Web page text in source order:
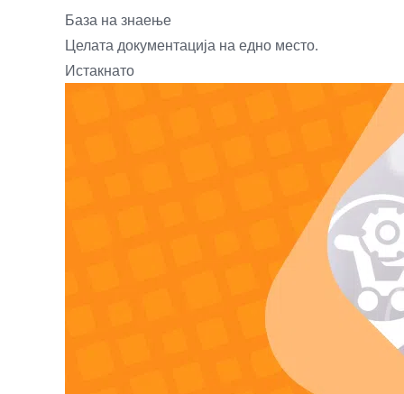
База на знаење
Целата документација на едно место.
Истакнато